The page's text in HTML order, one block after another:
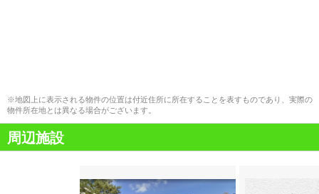
※地図上に表示される物件の位置は付近住所に所在することを表すものであり、実際の
物件所在地とは異なる場合がございます。
周辺施設